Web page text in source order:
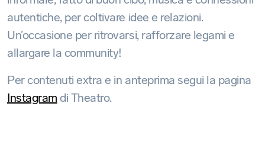
autentiche, per coltivare idee e relazioni.
Un’occasione per ritrovarsi, rafforzare legami e
allargare la community!
Per contenuti extra e in anteprima segui la pagina
Instagram di Theatro.